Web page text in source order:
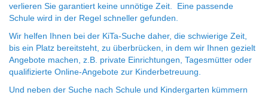
verlieren Sie garantiert keine unnötige Zeit. Eine passende
Schule wird in der Regel schneller gefunden.
Wir helfen Ihnen bei der KiTa-Suche daher, die schwierige Zeit,
bis ein Platz bereitsteht, zu überbrücken, in dem wir Ihnen gezielt
Angebote machen, z.B. private Einrichtungen, Tagesmütter oder
qualifizierte Online-Angebote zur Kinderbetreuung.
Und neben der Suche nach Schule und Kindergarten kümmern